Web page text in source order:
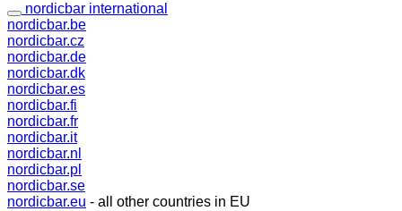
nordicbar international
nordicbar.be
nordicbar.cz
nordicbar.de
nordicbar.dk
nordicbar.es
nordicbar.fi
nordicbar.fr
nordicbar.it
nordicbar.nl
nordicbar.pl
nordicbar.se
nordicbar.eu - all other countries in EU